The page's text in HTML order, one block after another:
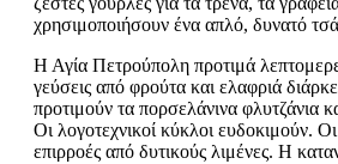
χρησιμοποιήσουν ένα απλό, δυνατό
Η Αγία Πετρούπολη προτιμά
γεύσεις από φρούτα και ελαφριά
προτιμούν τα πορσελάνινα φλυτζάνια
Οι λογοτεχνικοί κύκλοι ευδοκιμούν.
επιρροές από δυτικούς λιμένες. Η